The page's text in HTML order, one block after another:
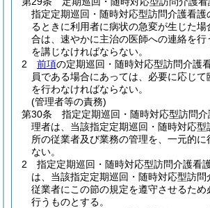
指定定期巡回・随時対応型訪問介護看護
るときに利用者に病状の急変が生じた
合は、速やかに主治の医師への連絡を行
を講じなければならない。
2
前項の定期巡回・随時対応型訪問介護
員である場合にあっては、必要に応じて
を行わなければならない。
(管理者等の責務)
第30条
指定定期巡回・随時対応型訪問
理者は、当該指定定期巡回・随時対応型
所の従業者及び業務の管理を、一元的に
ない。
2
指定定期巡回・随時対応型訪問介護看
は、当該指定定期巡回・随時対応型訪
従業者にこの節の規定を遵守させるため
行うものとする。